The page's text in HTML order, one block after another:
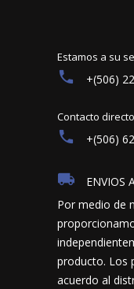
Estamos a su
+(506)
Contacto
+(506)
ENVIOS
Por medio de
producto. Los
acuerdo al